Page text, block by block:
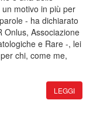
motivo in più per
- ha dichiarato
Onlus, Associazione
e Rare -, lei
chi, come me,
LEGGI